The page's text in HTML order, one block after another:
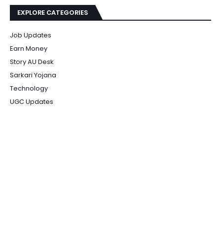
EXPLORE CATEGORIES
Job Updates
Earn Money
Story AU Desk
Sarkari Yojana
Technology
UGC Updates